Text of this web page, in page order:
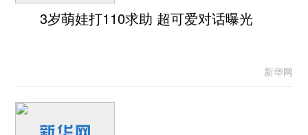
3岁萌娃打110求助 超可爱对话曝光
新华网